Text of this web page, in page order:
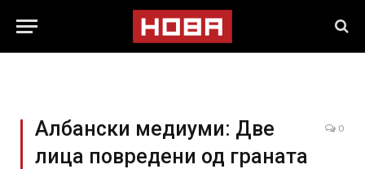
Албански медиуми: Две
лица повредени од граната
0